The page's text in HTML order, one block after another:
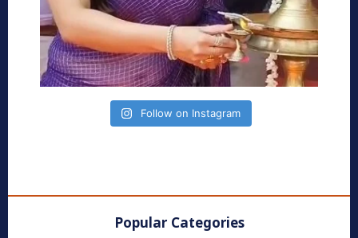
Follow on Instagram
Popular Categories